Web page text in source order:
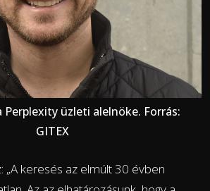
Perplexity üzleti alelnöke. Forrás:
GITEX
„A keresés az elmúlt 30 évben